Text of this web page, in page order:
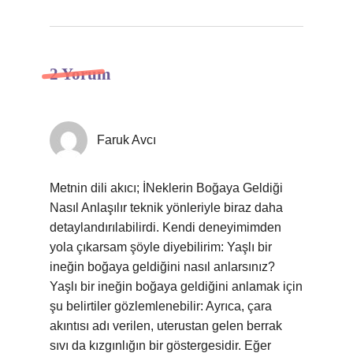
2 Yorum
Faruk Avcı
Metnin dili akıcı; İNeklerin Boğaya Geldiği
Nasıl Anlaşılır teknik yönleriyle biraz daha
detaylandırılabilirdi. Kendi deneyimimden
yola çıkarsam şöyle diyebilirim: Yaşlı bir
ineğin boğaya geldiğini nasıl anlarsınız?
Yaşlı bir ineğin boğaya geldiğini anlamak için
şu belirtiler gözlemlenebilir: Ayrıca, çara
akıntısı adı verilen, uterustan gelen berrak
sıvı da kızgınlığın bir göstergesidir. Eğer